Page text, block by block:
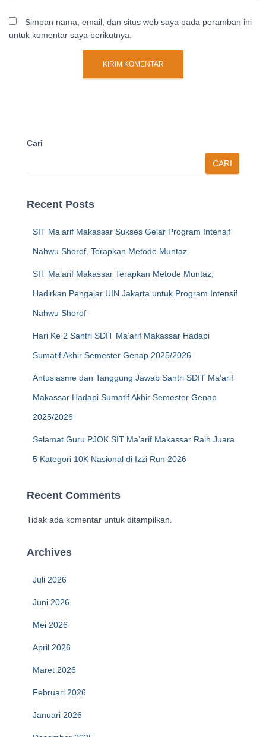
Simpan nama, email, dan situs web saya pada peramban ini
untuk komentar saya berikutnya.
Cari
CARI
Recent Posts
SIT Ma’arif Makassar Sukses Gelar Program Intensif
Nahwu Shorof, Terapkan Metode Muntaz
SIT Ma’arif Makassar Terapkan Metode Muntaz,
Hadirkan Pengajar UIN Jakarta untuk Program Intensif
Nahwu Shorof
Hari Ke 2 Santri SDIT Ma’arif Makassar Hadapi
Sumatif Akhir Semester Genap 2025/2026
Antusiasme dan Tanggung Jawab Santri SDIT Ma’arif
Makassar Hadapi Sumatif Akhir Semester Genap
2025/2026
Selamat Guru PJOK SIT Ma’arif Makassar Raih Juara
5 Kategori 10K Nasional di Izzi Run 2026
Recent Comments
Tidak ada komentar untuk ditampilkan.
Archives
Juli 2026
Juni 2026
Mei 2026
April 2026
Maret 2026
Februari 2026
Januari 2026